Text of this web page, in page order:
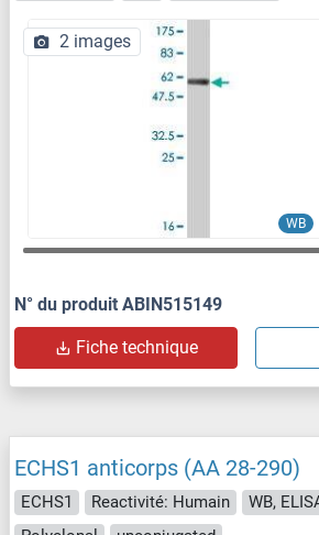
WB
2 images
N° du produit ABIN515149
Fiche technique
ECHS1 anticorps (AA 28-290)
ECHS1 Reactivité: Humain WB,